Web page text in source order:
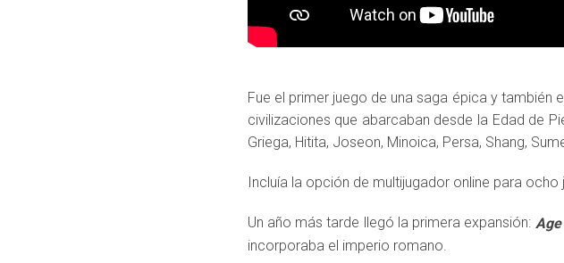
Fue el primer juego de una saga épica y
civilizaciones que abarcaban desde la Edad de
Griega, Hitita, Joseon, Minoica, Persa, Shang,
Incluía la opción de multijugador online para
Un año más tarde llegó la primera expansión:
incorporaba el imperio romano.